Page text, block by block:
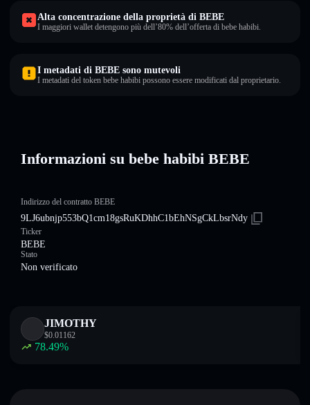
Alta concentrazione della proprietà di BEBE
I maggiori wallet detengono più dell’80% dell’offerta di bebe habibi.
I metadati di BEBE sono mutevoli
I metadati del token bebe habibi possono essere modificati dal proprietario.
Informazioni su bebe habibi BEBE
Indirizzo del contratto BEBE
9LJ6ubnjp553bQ1cm18gsRuKDhhC1bEhNSgCkLbsrNdy
Ticker
BEBE
Stato
Non verificato
JIMOTHY
$0.01162
78.49%